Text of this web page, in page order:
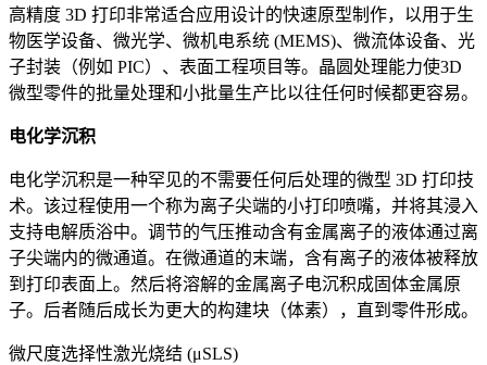
高精度 3D 打印非常适合应用设计的快速原型制作，以用于生
物医学设备、微光学、微机电系统 (MEMS)、微流体设备、光
子封装（例如 PIC）、表面工程项目等。晶圆处理能力使3D
微型零件的批量处理和小批量生产比以往任何时候都更容易。
电化学沉积
电化学沉积是一种罕见的不需要任何后处理的微型 3D 打印技
术。该过程使用一个称为离子尖端的小打印喷嘴，并将其浸入
支持电解质浴中。调节的气压推动含有金属离子的液体通过离
子尖端内的微通道。在微通道的末端，含有离子的液体被释放
到打印表面上。然后将溶解的金属离子电沉积成固体金属原
子。后者随后成长为更大的构建块（体素），直到零件形成。
微尺度选择性激光烧结 (μSLS)